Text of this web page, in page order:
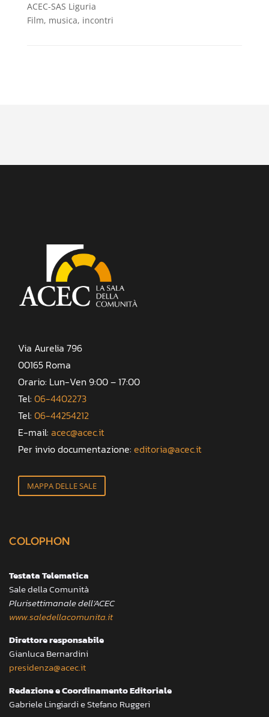
ACEC-SAS Liguria
Film, musica, incontri
Via Aurelia 796
00165 Roma
Orario: Lun-Ven 9:00 – 17:00
Tel: 06-4402273
Tel: 06-44254212
E-mail: acec@acec.it
Per invio documentazione: editoria@acec.it
MAPPA DELLE SALE
COLOPHON
Testata Telematica
Sale della Comunità
Plurisettimanale dell’ACEC
www.saledellacomunita.it
Direttore responsabile
Gianluca Bernardini
presidenza@acec.it
Redazione e Coordinamento Editoriale
Gabriele Lingiardi e Stefano Ruggeri